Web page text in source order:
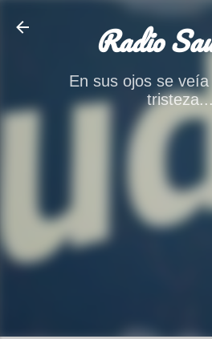
Radio
En sus ojos se
tristeza...